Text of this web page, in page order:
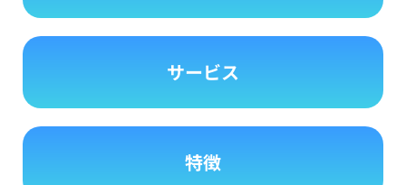
サービス
特徴